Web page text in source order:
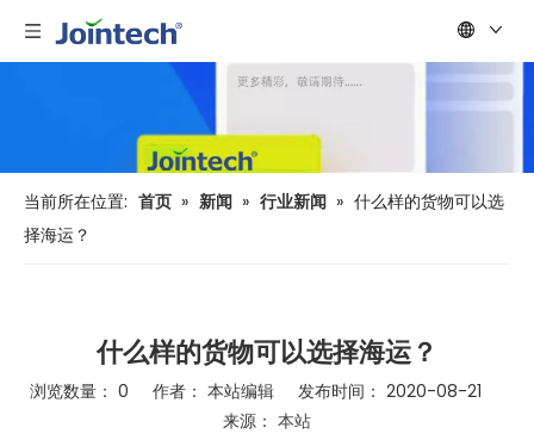
当前所在位置: 首页 » 新闻 » 行业新闻 » 什么样的货物可以选
择海运？
什么样的货物可以选择海运？
浏览数量： 0 作者： 本站编辑 发布时间： 2020-08-21
来源： 本站